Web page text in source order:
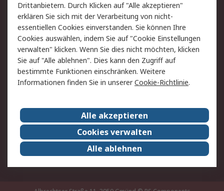
Rechtliches
RS Verkaufs- und
Lieferbedingungen
Datenschutz
Cookie-Richtlinie
Zahlungsbedingungen
Impressum
Webseite Konditionen
RS weltweit
Karriere bei RS
Nachhaltigkeit
Qualität/Zertifikate
Presse-Center
Event-Center
Drittanbietern. Durch Klicken auf "Alle akzeptieren"
erklären Sie sich mit der Verarbeitung von nicht-
essentiellen Cookies einverstanden. Sie können Ihre
Cookies auswählen, indem Sie auf "Cookie Einstellungen
verwalten" klicken. Wenn Sie dies nicht möchten, klicken
Sie auf "Alle ablehnen". Dies kann den Zugriff auf
bestimmte Funktionen einschränken. Weitere
Informationen finden Sie in unsererCookie-Richtlinie.
Alle akzeptieren
Cookies verwalten
Alle ablehnen